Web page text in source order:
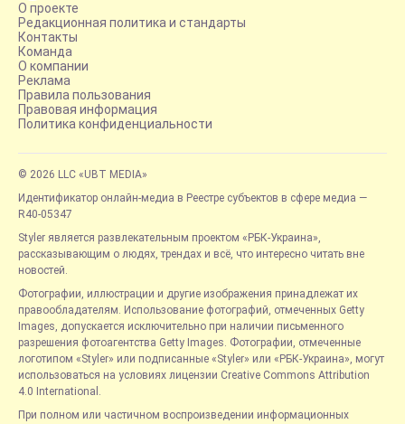
О проекте
Редакционная политика и стандарты
Контакты
Команда
О компании
Реклама
Правила пользования
Правовая информация
Политика конфиденциальности
© 2026 LLC «UBT MEDIA»
Идентификатор онлайн-медиа в Реестре субъектов в сфере медиа —
R40-05347
Styler является развлекательным проектом «РБК-Украина»,
рассказывающим о людях, трендах и всё, что интересно читать вне
новостей.
Фотографии, иллюстрации и другие изображения принадлежат их
правообладателям. Использование фотографий, отмеченных Getty
Images, допускается исключительно при наличии письменного
разрешения фотоагентства Getty Images. Фотографии, отмеченные
логотипом «Styler» или подписанные «Styler» или «РБК-Украина», могут
использоваться на условиях лицензии Creative Commons Attribution
4.0 International.
При полном или частичном воспроизведении информационных